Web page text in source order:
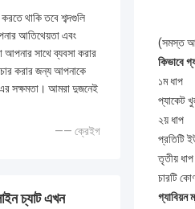
থাকি তবে শব্দগুলি
আতিথেয়তা এবং
সাথে ব্যবসা করার
করার জন্য আপনাকে
সক্ষমতা। আমরা দুজনেই
—— ক্রেইগ
চ্যাট এখন
(সমস্ত
কিভাবে
১ম ধাপ
প্যাকেট
২য় ধাপ
প্রতিটি
তৃতীয় ধাপ
চারটি
গ্যাবিয়ন